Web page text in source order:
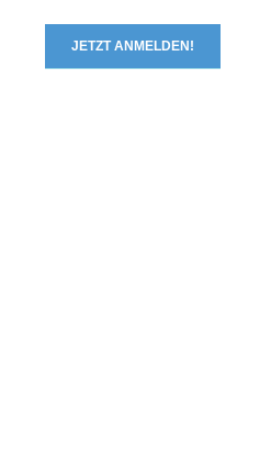
JETZT ANMELDEN!